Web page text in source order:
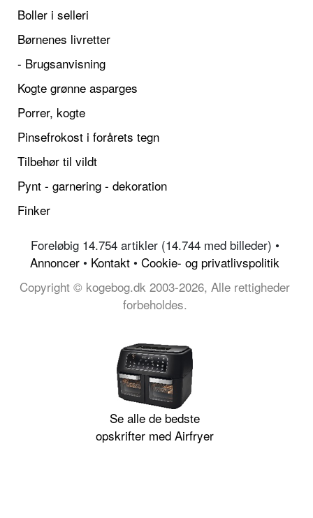
Boller i selleri
Børnenes livretter
- Brugsanvisning
Kogte grønne asparges
Porrer, kogte
Pinsefrokost i forårets tegn
Tilbehør til vildt
Pynt - garnering - dekoration
Finker
Foreløbig 14.754 artikler (14.744 med billeder) •
Annoncer • Kontakt • Cookie- og privatlivspolitik
Copyright © kogebog.dk 2003-2026, Alle rettigheder
forbeholdes.
Se alle de bedste
opskrifter med Airfryer